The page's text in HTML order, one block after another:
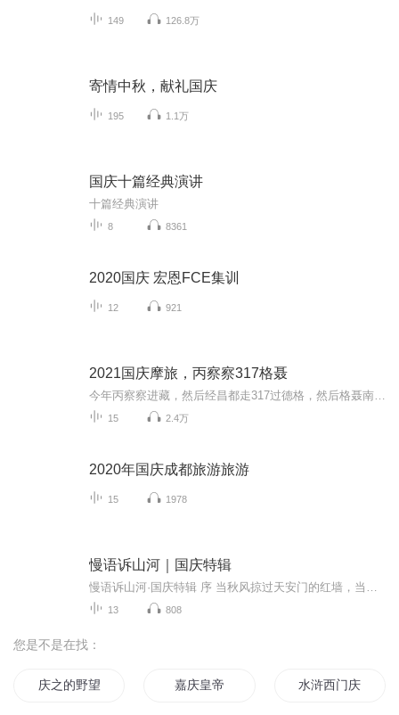
149 126.8万
寄情中秋，献礼国庆
195 1.1万
国庆十篇经典演讲
十篇经典演讲
8 8361
2020国庆 宏恩FCE集训
12 921
2021国庆摩旅，丙察察317格聂
15 2.4万
2020年国庆成都旅游旅游
15 1978
慢语诉山河｜国庆特辑
13 808
您是不是在找：
庆之的野望 嘉庆皇帝 水浒西门庆